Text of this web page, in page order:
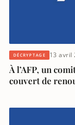
DÉCRYPTAGE 13 avril
À l’AFP, un
couvert de